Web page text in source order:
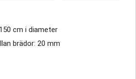
cm i diameter
brädor: 20 mm